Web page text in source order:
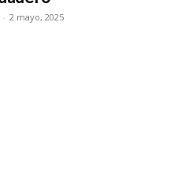
- 2 mayo, 2025